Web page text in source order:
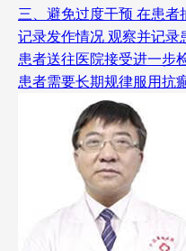
三、避免过度干预 在患者
记录发作情况 观察并记
患者送往医院接受进一步
患者需要长期规律服用抗